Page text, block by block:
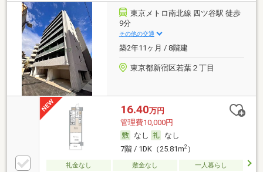
東京メトロ南北線 四ツ谷駅 徒歩
9分
その他の交通
築2年11ヶ月 / 8階建
東京都新宿区若葉２丁目
16.40万円
管理費10,000円
なし
なし
7階 / 1DK（25.81m2）
礼金なし 敷金なし
一人暮らし